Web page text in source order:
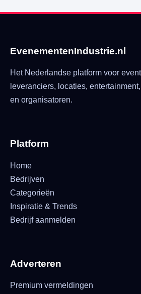
EvenementenIndustrie.nl
Het Nederlandse platform voor
leveranciers, locaties,
en organisatoren.
Platform
Home
Bedrijven
Categorieën
Inspiratie & Trends
Bedrijf aanmelden
Adverteren
Premium vermeldingen